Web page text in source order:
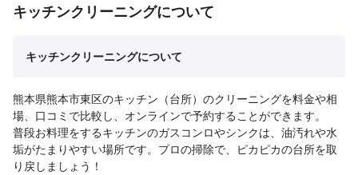
キッチンクリーニングについて
キッチンクリーニングについて
熊本県熊本市東区のキッチン（台所）のクリーニングを料金や相
場、口コミで比較し、オンラインで予約することができます。
普段お料理をするキッチンのガスコンロやシンクは、油汚れや水
垢がたまりやすい場所です。プロの掃除で、ピカピカの台所を取
り戻しましょう！